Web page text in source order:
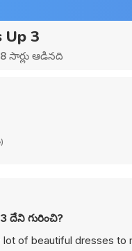
Up 3
సార్లు ఆడినది
దేని గురించి?
lot of beautiful dresses